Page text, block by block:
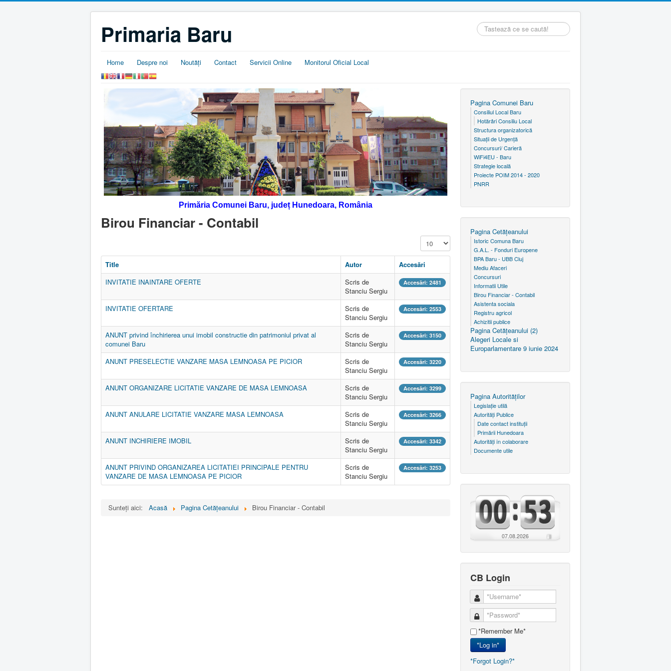
Primaria Baru
Căutare
...
Home Despre noi Noutăţi Contact Servicii Online Monitorul Oficial Local
Primăria Comunei Baru, județ Hunedoara, România
Birou Financiar - Contabil
Afișare #
Title Autor
Accesări
INVITATIE INAINTARE OFERTE
Scris de
Stanciu Sergiu
Accesări: 2481
INVITATIE OFERTARE
Scris de
Stanciu Sergiu
Accesări: 2553
ANUNT privind închirierea unui imobil constructie din patrimoniul privat al
comunei Baru
Scris de
Stanciu Sergiu
Accesări: 3150
ANUNT PRESELECTIE VANZARE MASA LEMNOASA PE PICIOR
Scris de
Stanciu Sergiu
Accesări: 3220
ANUNT ORGANIZARE LICITATIE VANZARE DE MASA LEMNOASA
Scris de
Stanciu Sergiu
Accesări: 3299
ANUNT ANULARE LICITATIE VANZARE MASA LEMNOASA
Scris de
Stanciu Sergiu
Accesări: 3266
ANUNT INCHIRIERE IMOBIL
Scris de
Stanciu Sergiu
Accesări: 3342
ANUNT PRIVIND ORGANIZAREA LICITATIEI PRINCIPALE PENTRU
VANZARE DE MASA LEMNOASA PE PICIOR
Scris de
Stanciu Sergiu
Accesări: 3253
Sunteți aici: Acasă Pagina Cetăţeanului Birou Financiar - Contabil
Pagina Comunei Baru
Consiliul Local Baru
Hotărâri Consiliu Local
Structura organizatorică
Situaţii de Urgenţă
Concursuri/ Carieră
WiFi4EU - Baru
Strategie locală
Proiecte POIM 2014 - 2020
PNRR
Pagina Cetăţeanului
Istoric Comuna Baru
G.A.L. - Fonduri Europene
BPA Baru - UBB Cluj
Mediu Afaceri
Concursuri
Informatii Utile
Birou Financiar - Contabil
Asistenta sociala
Registru agricol
Achizitii publice
Pagina Cetăţeanului (2)
Alegeri Locale si
Europarlamentare 9 iunie 2024
Pagina Autorităţilor
Legislaţie utilă
Autorităţi Publice
Date contact instituţii
Primării Hunedoara
Autorităţi în colaborare
Documente utile
07.08.2026
CB Login
*Remember Me*
*Log in*
*Forgot Login?*